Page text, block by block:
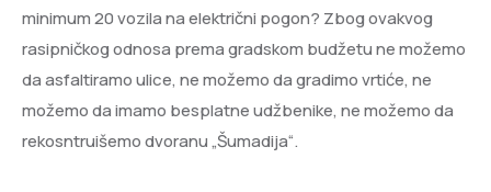
minimum 20 vozila na električni pogon? Zbog ovakvog
rasipničkog odnosa prema gradskom budžetu ne možemo
da asfaltiramo ulice, ne možemo da gradimo vrtiće, ne
možemo da imamo besplatne udžbenike, ne možemo da
rekosntruišemo dvoranu „Šumadija“.